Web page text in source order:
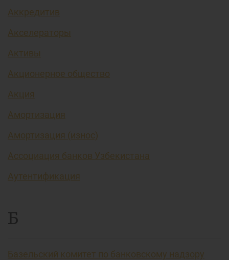
Аккредитив
Акселераторы
Активы
Акционерное общество
Акция
Амортизация
Амортизация (износ)
Ассоциация банков Узбекистана
Аутентификация
Б
Базельский комитет по банковскому надзору